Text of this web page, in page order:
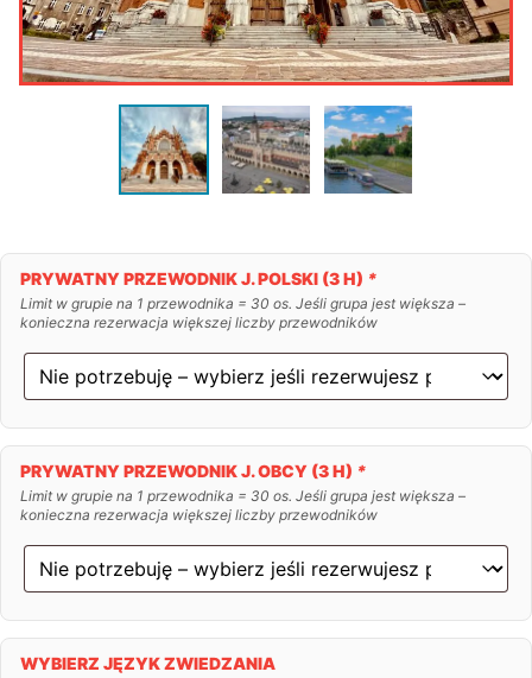
PRYWATNY PRZEWODNIK J. POLSKI (3 H) *
Limit w grupie na 1 przewodnika = 30 os. Jeśli grupa jest większa –
konieczna rezerwacja większej liczby przewodników
PRYWATNY PRZEWODNIK J. OBCY (3 H) *
Limit w grupie na 1 przewodnika = 30 os. Jeśli grupa jest większa –
konieczna rezerwacja większej liczby przewodników
WYBIERZ JĘZYK ZWIEDZANIA